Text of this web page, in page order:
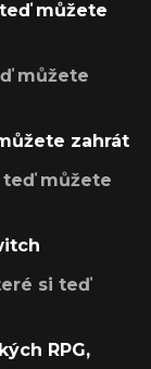
můžete
můžete
zahrát
můžete
si teď
RPG,